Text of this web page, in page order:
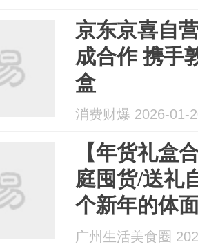
京东京喜自
成合作 携手
盒
消费财爆 2026-01-
【年货礼盒
庭囤货/送礼
个新年的体
广州生活美食圈